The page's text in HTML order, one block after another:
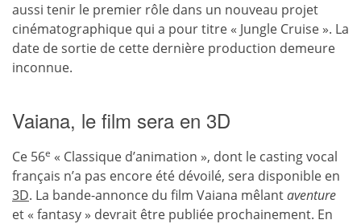
aussi tenir le premier rôle dans un nouveau projet
cinématographique qui a pour titre « Jungle Cruise ». La
date de sortie de cette dernière production demeure
inconnue.
Vaiana, le film sera en 3D
Ce 56e « Classique d’animation », dont le casting vocal
français n’a pas encore été dévoilé, sera disponible en
3D. La bande-annonce du film Vaiana mêlantaventure
et « fantasy » devrait être publiée prochainement. En